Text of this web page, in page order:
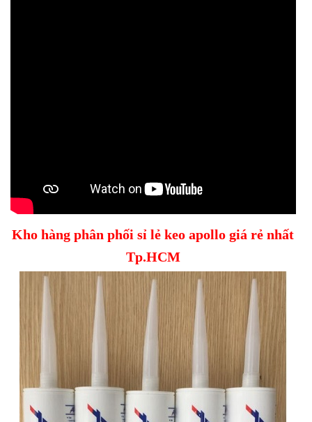
Kho hàng phân phối sỉ lẻ keo apollo giá rẻ nhất
Tp.HCM